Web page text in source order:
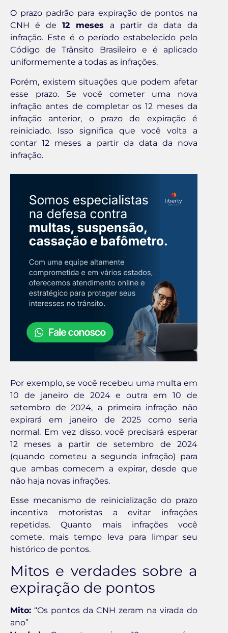
O prazo padrão para expiração de pontos na
CNH é de12 meses a partir da data da
infração. Este é o período estabelecido pelo
Código de Trânsito Brasileiro e é aplicado
uniformemente a todas as infrações.
Porém, existem situações que podem afetar
esse prazo. Se você cometer uma nova
infração antes de completar os 12 meses da
infração anterior, o prazo de expiração é
reiniciado. Isso significa que você volta a
contar 12 meses a partir da data da nova
infração.
Por exemplo, se você recebeu uma multa em
10 de janeiro de 2024 e outra em 10 de
setembro de 2024, a primeira infração não
expirará em janeiro de 2025 como seria
normal. Em vez disso, você precisará esperar
12 meses a partir de setembro de 2024
(quando cometeu a segunda infração) para
que ambas comecem a expirar, desde que
não haja novas infrações.
Esse mecanismo de reinicialização do prazo
incentiva motoristas a evitar infrações
repetidas. Quanto mais infrações você
comete, mais tempo leva para limpar seu
histórico de pontos.
Mitos e verdades sobre a
expiração de pontos
Mito: “Os pontos da CNH zeram na virada do
ano”